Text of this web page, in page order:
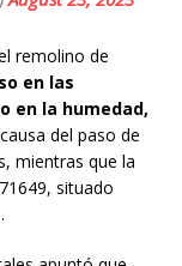
remolino de
en las
en la humedad,
del paso de
mientras que la
situado